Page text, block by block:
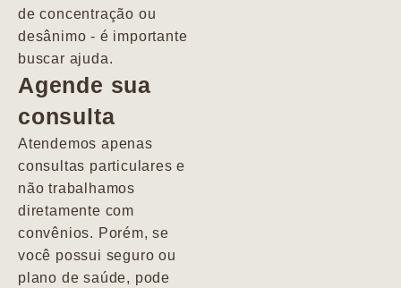
de concentração ou
desânimo - é importante
buscar ajuda.
Agende sua
consulta
Atendemos apenas
consultas particulares e
não trabalhamos
diretamente com
convênios. Porém, se
você possui seguro ou
plano de saúde, pode